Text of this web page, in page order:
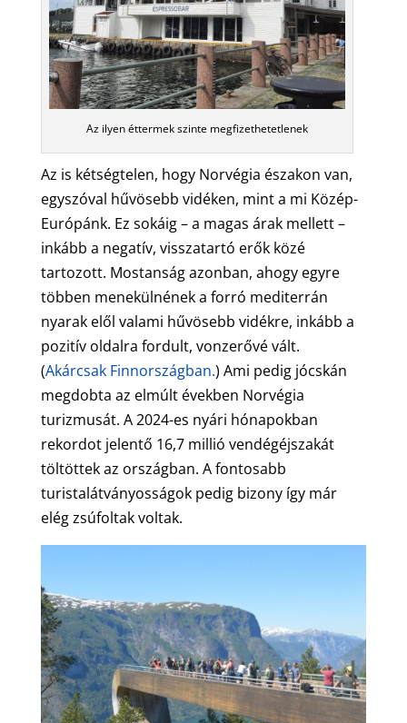
Az ilyen éttermek szinte megfizethetetlenek
Az is kétségtelen, hogy Norvégia északon van,
egyszóval hűvösebb vidéken, mint a mi Közép-
Európánk. Ez sokáig – a magas árak mellett –
inkább a negatív, visszatartó erők közé
tartozott. Mostanság azonban, ahogy egyre
többen menekülnének a forró mediterrán
nyarak elől valami hűvösebb vidékre, inkább a
pozitív oldalra fordult, vonzerővé vált.
(Akárcsak Finnországban.) Ami pedig jócskán
megdobta az elmúlt években Norvégia
turizmusát. A 2024-es nyári hónapokban
rekordot jelentő 16,7 millió vendégéjszakát
töltöttek az országban. A fontosabb
turistalátványosságok pedig bizony így már
elég zsúfoltak voltak.